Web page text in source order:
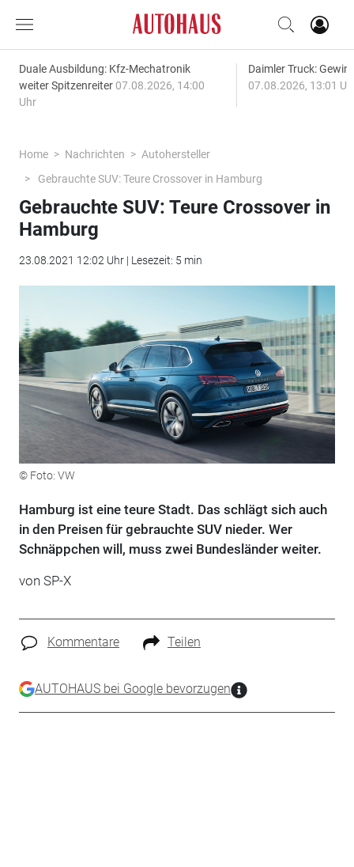
Duale Ausbildung: Kfz-Mechatronik
weiter Spitzenreiter 07.08.2026, 14:00
Uhr
Daimler Truck:
07.08.2026, 13:01
Home Nachrichten
Autohersteller
Gebrauchte SUV: Teure Crossover in Hamburg
Gebrauchte SUV: Teure Crossover in
Hamburg
23.08.2021 12:02 Uhr | Lesezeit: 5 min
© Foto: VW
Hamburg ist eine teure Stadt. Das schlägt sich auch
in den Preisen für gebrauchte SUV nieder. Wer
Schnäppchen will, muss zwei Bundesländer weiter.
von SP-X
Kommentare Teilen
AUTOHAUS bei Google bevorzugen